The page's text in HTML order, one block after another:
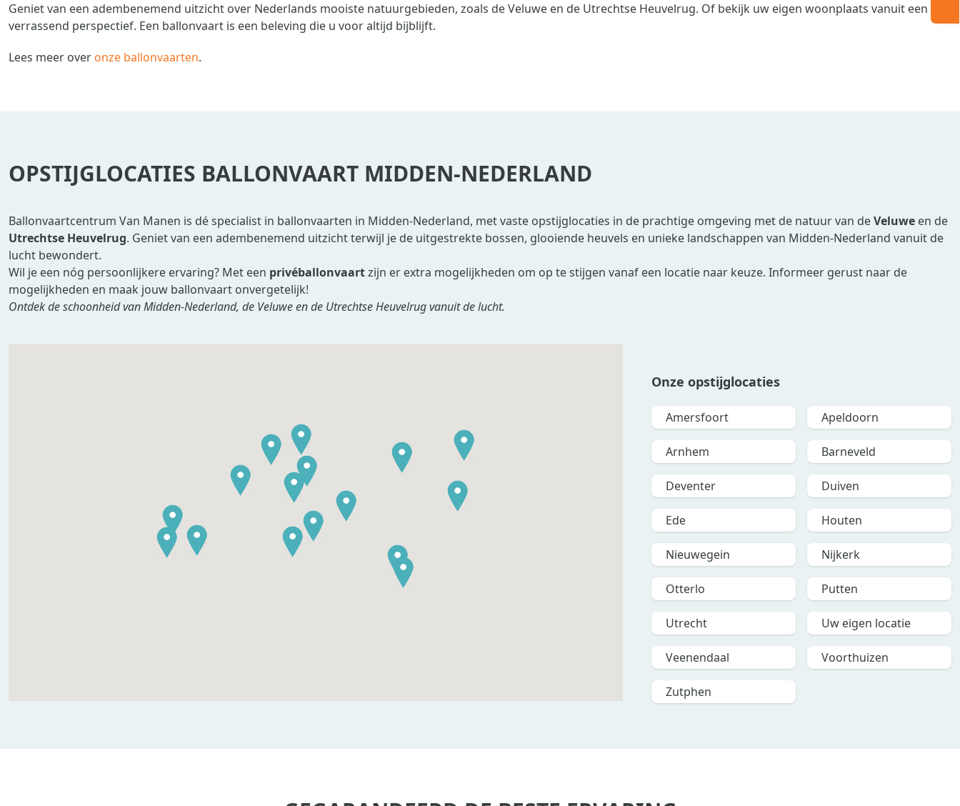
Geniet van een adembenemend uitzicht over Nederlands mooiste natuurgebieden, zoals de Veluwe en de Utrechtse Heuvelrug. Of bekijk uw eigen woonplaats vanuit een
verrassend perspectief. Een ballonvaart is een beleving die u voor altijd bijblijft.
Lees meer over onze ballonvaarten.
OPSTIJGLOCATIES BALLONVAART MIDDEN-NEDERLAND
Ballonvaartcentrum Van Manen is dé specialist in ballonvaarten in Midden-Nederland, met vaste opstijglocaties in de prachtige omgeving met de natuur van deVeluwe en de
Utrechtse Heuvelrug. Geniet van een adembenemend uitzicht terwijl je de uitgestrekte bossen, glooiende heuvels en unieke landschappen van Midden-Nederland vanuit de
lucht bewondert.
Wil je een nóg persoonlijkere ervaring? Met een privéballonvaartzijn er extra mogelijkheden om op te stijgen vanaf een locatie naar keuze. Informeer gerust naar de
mogelijkheden en maak jouw ballonvaart onvergetelijk!
Ontdek de schoonheid van Midden-Nederland, de Veluwe en de Utrechtse Heuvelrug vanuit de lucht.
Onze opstijglocaties
Amersfoort Apeldoorn
Arnhem Barneveld
Deventer Duiven
Ede Houten
Nieuwegein Nijkerk
Otterlo Putten
Utrecht Uw eigen locatie
Veenendaal Voorthuizen
Zutphen